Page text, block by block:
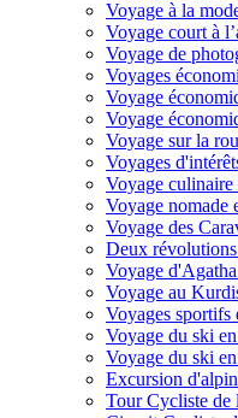
Voyage à la
Voyage court à
Voyage de
Voyages
Voyage
Voyage
Voyage sur la
Voyages
Voyage culinaire
Voyage nomade
Voyage des
Deux
Voyage
Voyage au
Voyages sportifs
Voyage du ski
Voyage du ski
Excursion
Tour Cycliste de